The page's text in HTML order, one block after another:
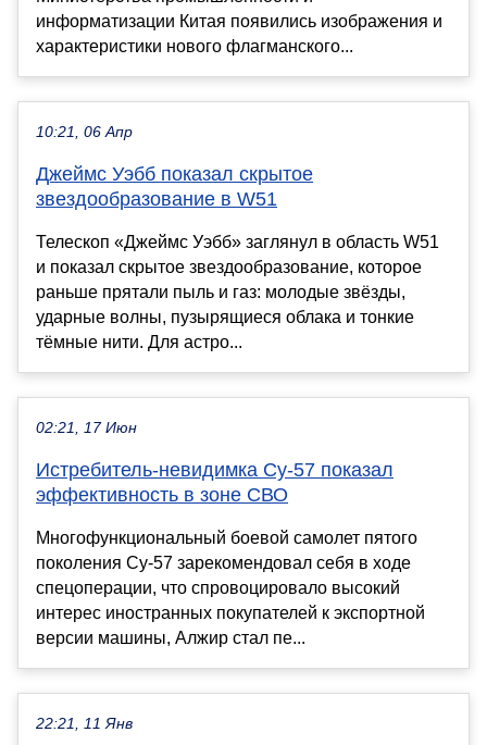
информатизации Китая появились изображения и
характеристики нового флагманского...
10:21, 06 Апр
Джеймс Уэбб показал скрытое
звездообразование в W51
Телескоп «Джеймс Уэбб» заглянул в область W51
и показал скрытое звездообразование, которое
раньше прятали пыль и газ: молодые звёзды,
ударные волны, пузырящиеся облака и тонкие
тёмные нити. Для астро...
02:21, 17 Июн
Истребитель-невидимка Су-57 показал
эффективность в зоне СВО
Многофункциональный боевой самолет пятого
поколения Cу-57 зарекомендовал себя в ходе
спецоперации, что спровоцировало высокий
интерес иностранных покупателей к экспортной
версии машины, Алжир стал пе...
22:21, 11 Янв